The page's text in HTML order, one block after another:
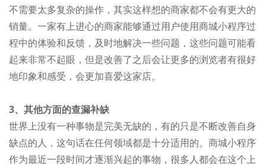
不需要太多复杂的操作，其实这样想的商家都不会有更大的
销量。一家有上进心的商家能够通过用户使用商城小程序过
程中的体验和反馈，及时地解决一些问题，这些问题可能看
起来非常不起眼，但是改善了之后会让更多的浏览者有很好
地印象和感受，会更加喜爱这家店。
3、其他方面的查漏补缺
世界上没有一种事物是完美无缺的，有的只是不断改善自身
缺点的人，这句话在任何领域都是十分适用的。商城小程序
作为最近一段时间才逐渐兴起的事物，很多人都会在这个上